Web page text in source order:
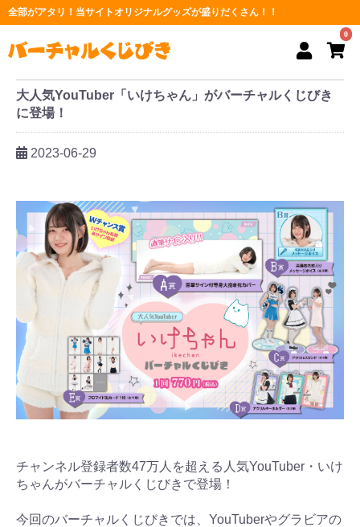
全部がアタリ！当サイトオリジナルグッズが盛りだくさん！！
0
大人気YouTuber「いけちゃん」がバーチャルくじびき
に登場！
2023-06-29
チャンネル登録者数47万人を超える人気YouTuber・いけ
ちゃんがバーチャルくじびきで登場！
今回のバーチャルくじびきでは、YouTuberやグラビアの